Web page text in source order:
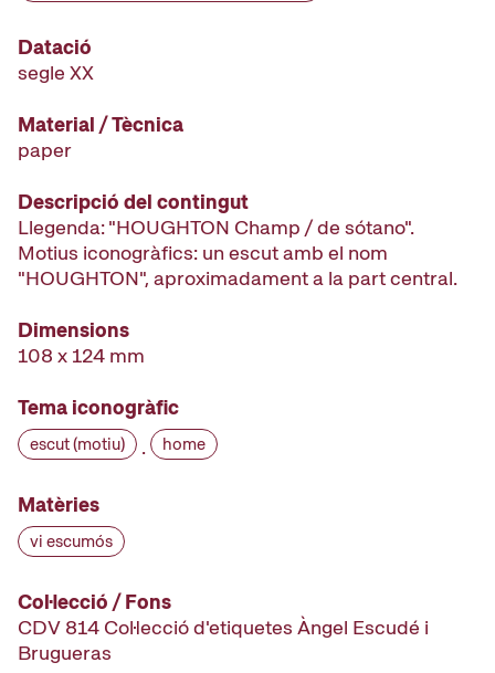
Datació
segle XX
Material / Tècnica
paper
Descripció del contingut
Llegenda: "HOUGHTON Champ / de sótano".
Motius iconogràfics: un escut amb el nom
"HOUGHTON", aproximadament a la part central.
Dimensions
108 x 124 mm
Tema iconogràfic
escut (motiu) · home
Matèries
vi escumós
Col·lecció / Fons
CDV 814 Col·lecció d'etiquetes Àngel Escudé i
Brugueras